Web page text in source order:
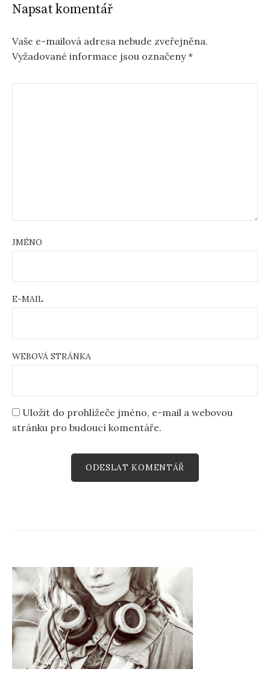
Napsat komentář
Vaše e-mailová adresa nebude zveřejněna.
Vyžadované informace jsou označeny*
JMÉNO
E-MAIL
WEBOVÁ STRÁNKA
Uložit do prohlížeče jméno, e-mail a webovou
stránku pro budoucí komentáře.